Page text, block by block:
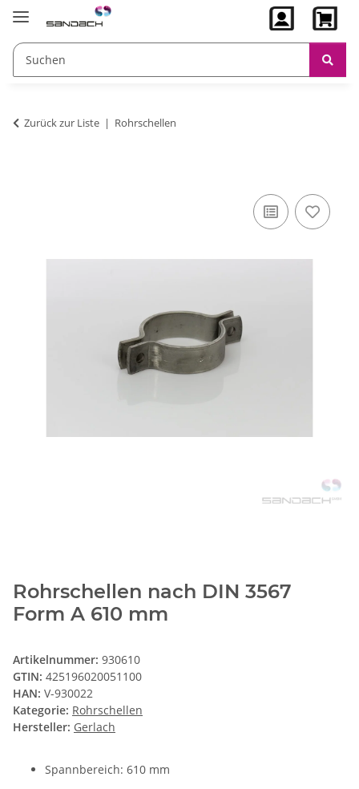
Zurück zur Liste Rohrschellen
Rohrschellen nach DIN 3567
Form A 610 mm
Artikelnummer: 930610
GTIN: 425196020051100
HAN: V-930022
Kategorie: Rohrschellen
Hersteller: Gerlach
Spannbereich: 610 mm